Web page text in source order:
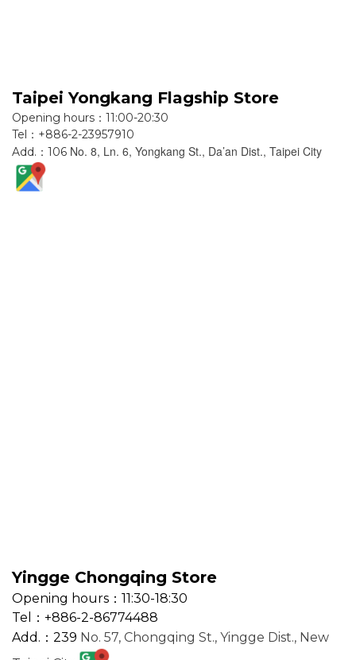
Taipei Yongkang Flagship Store
Opening hours：11:00-20:30
Tel：+886-2-23957910
Add.：106 No. 8, Ln. 6, Yongkang St., Da’an Dist., Taipei City
Yingge Chongqing Store
Opening hours：11:30-18:30
Tel：+886-2-86774488
Add.：239 No. 57, Chongqing St., Yingge Dist., New